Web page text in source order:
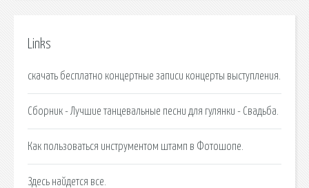
Links
скачать бесплатно концертные записи концерты выступления.
Сборник - Лучшие танцевальные песни для гулянки - Свадьба.
Как пользоваться инструментом штамп в Фотошопе.
Здесь найдется все.